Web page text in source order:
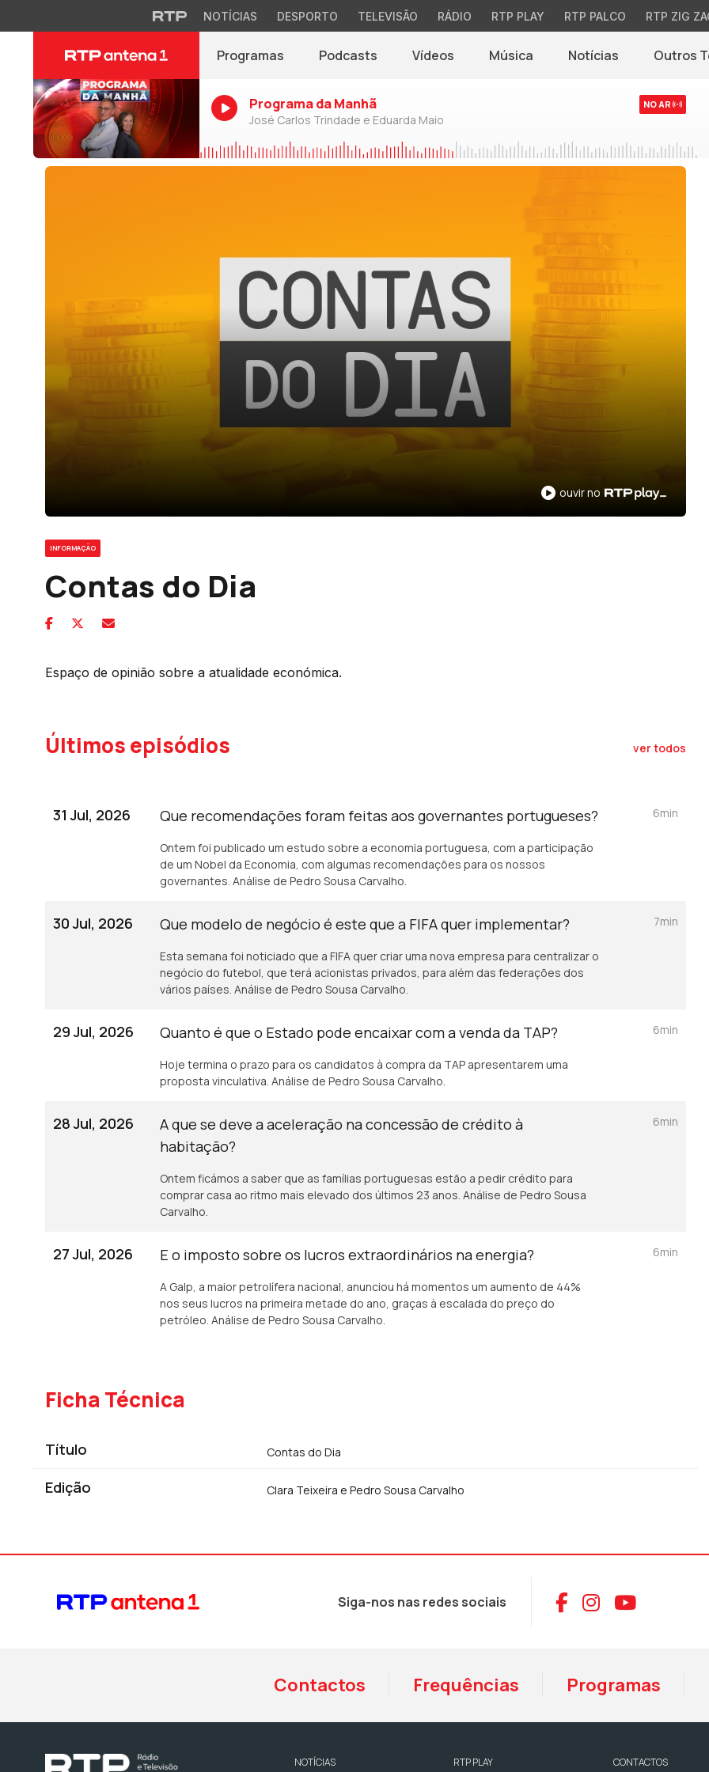
NOTÍCIAS DESPORTO TELEVISÃO RÁDIO RTP PLAY RTP PALCO RTP ZIG
Programas Podcasts Vídeos Música Notícias(abre em nova
Outros
Programa da Manhã
José Carlos Trindade e Eduarda Maio
NO AR
ouvir no
INFORMAÇÃO
Contas do Dia
Espaço de opinião sobre a atualidade económica.
Últimos episódios ver todos
31 Jul, 2026 Que recomendações foram feitas aos governantes portugueses?
Ontem foi publicado um estudo sobre a economia portuguesa, com a participação
de um Nobel da Economia, com algumas recomendações para os nossos
governantes. Análise de Pedro Sousa Carvalho.
6min
30 Jul, 2026 Que modelo de negócio é este que a FIFA quer implementar?
Esta semana foi noticiado que a FIFA quer criar uma nova empresa para centralizar o
negócio do futebol, que terá acionistas privados, para além das federações dos
vários países. Análise de Pedro Sousa Carvalho.
7min
29 Jul, 2026 Quanto é que o Estado pode encaixar com a venda da TAP?
Hoje termina o prazo para os candidatos à compra da TAP apresentarem uma
proposta vinculativa. Análise de Pedro Sousa Carvalho.
6min
28 Jul, 2026
A que se deve a aceleração na concessão de crédito à
habitação?
Ontem ficámos a saber que as famílias portuguesas estão a pedir crédito para
comprar casa ao ritmo mais elevado dos últimos 23 anos. Análise de Pedro Sousa
Carvalho.
6min
27 Jul, 2026 E o imposto sobre os lucros extraordinários na energia?
A Galp, a maior petrolífera nacional, anunciou há momentos um aumento de 44%
nos seus lucros na primeira metade do ano, graças à escalada do preço do
petróleo. Análise de Pedro Sousa Carvalho.
6min
Ficha Técnica
Título Contas do Dia
Edição Clara Teixeira e Pedro Sousa Carvalho
Siga-nos nas redes sociais Aceder ao
Aceder ao
Aceder
Contactos Frequências Programas
NOTÍCIAS RTP PLAY CONTACTOS